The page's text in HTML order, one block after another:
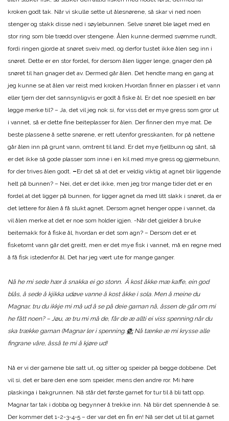
kroken godt tak. Når vi skulle sette ut ålesnørene, så skar vi ned noen
stenger og stakk disse ned i søylebunnen. Selve snøret ble laget med en
stor ring som ble trædd over stengene. Ålen kunne dermed svømme rundt,
fordi ringen gjorde at snøret sveiv med, og derfor tustet ikke ålen seg inn i
snøret. Dette er en stor fordel, for dersom ålen ligger lenge, gnager den på
snøret til han gnager det av. Dermed går ålen. Det hendte mang en gang at
jeg kunne se at ålen var reist med kroken.Hvordan finner en plasser i et vann
eller tjern der det sannsynligvis er godt å fiske ål. Er det noe spesielt en bør
legge merke til? – Ja, det vil jeg nok si, for viss det er mye gress som gror ut
i vannet, så er dette fine beiteplasser for ålen. Der finner den mye mat. De
beste plassene å sette snørene, er rett utenfor gresskanten, for på nettene
går ålen inn på grunt vann, omtrent til land. Er det mye fjellbunn og sånt, så
er det ikke så gode plasser som inne i en kil med mye gress og gjørmebunn,
for der trives ålen godt. –Er det så at det er veldig viktig at agnet blir liggende
helt på bunnen? – Nei, det er det ikke, men jeg tror mange tider det er en
fordel at det ligger på bunnen, for ligger agnet da med litt slakk i snøret, da er
det lettere for ålen å få slukt agnet. Dersom agnet henger oppe i vannet, da
vil ålen merke at det er noe som holder igjen. -Når det gjelder å bruke
beitemakk for å fiske ål, hvordan er det som agn? – Dersom det er et
fisketomt vann går det greitt, men er det mye fisk i vannet, må en regne med
å få fisk istedenfor ål. Det har jeg vært ute for mange ganger.
Nå he mi sede hær å snakka ei go stonn. Å kost åkke mæ kaffe, ein god
blås, å sede å kjikka udøve vanne å kost åkke i sola. Men å meine du
Magnar, tru du ikkje mi må ud å se på deie garnan nå, åssen de går om mi
he fått noen? – Jøu, æ tru mi må de, får de æ allti ei viss spenning når du
ska trække garnan (Magnar ler i spenning. Ø: Nå tænke æ mi krysse alle
fingrane våre, åsså te mi å kjøre ud!
Nå er vi der garnene ble satt ut, og sitter og speider på begge dobbene. Det
vil si, det er bare den ene som speider, mens den andre ror. Mi høre
plaskinga i bakgrunnen. Nå står det første garnet for tur til å bli tatt opp.
Magnar tar tak i dobba og begynner å trekke inn. Nå blir det spennende å se.
Der kommer det 1-2-3-4-5 – der var det en fin en! Nå ser det ut til at garnet